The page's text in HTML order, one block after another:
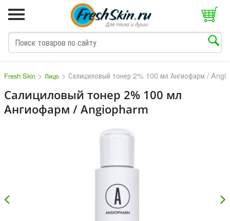
Fresh Skin > Лицо > Салициловый тонер 2% 100 мл Ангиофарм /
Салициловый тонер 2% 100 мл
Ангиофарм / Angiopharm